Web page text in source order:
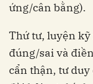
ứng/cân bằng).
Thứ tư, luyện
đúng/sai và
cẩn thận, tư